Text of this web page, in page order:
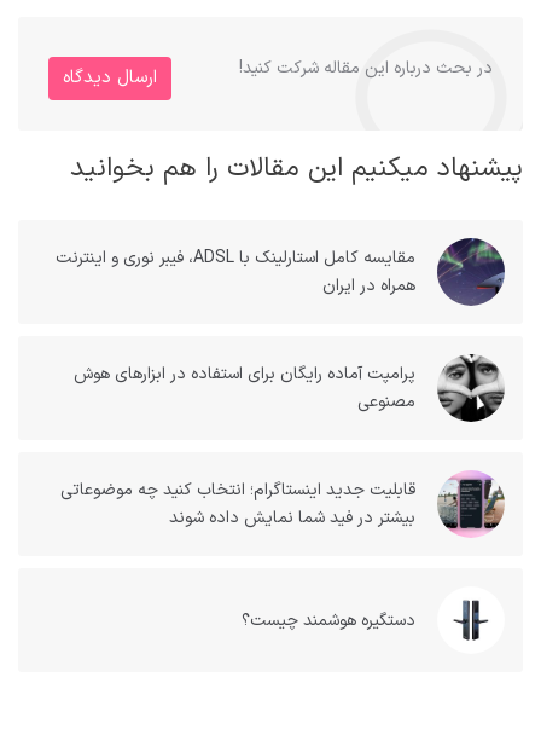
در بحث درباره این مقاله شرکت کنید! ارسال دیدگاه
پیشنهاد میکنیم این مقالات را هم بخوانید
مقایسه کامل استارلینک با ADSL، فیبر نوری و اینترنت
همراه در ایران
پرامپت آماده رایگان برای استفاده در ابزارهای هوش
مصنوعی
قابلیت جدید اینستاگرام؛ انتخاب کنید چه موضوعاتی
بیشتر در فید شما نمایش داده شوند
دستگیره هوشمند چیست؟